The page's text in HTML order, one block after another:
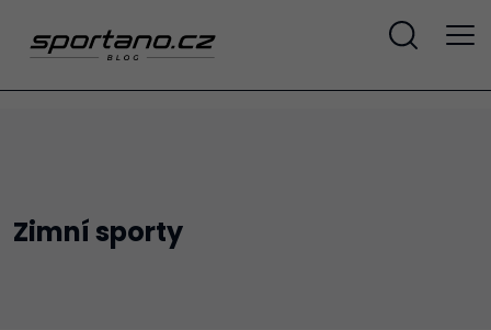
Zimní sporty